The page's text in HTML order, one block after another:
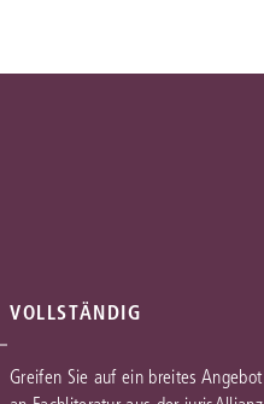
VOLLSTÄNDIG
Greifen Sie auf ein breites Angebot